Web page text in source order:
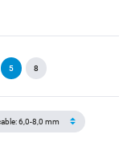
5 8